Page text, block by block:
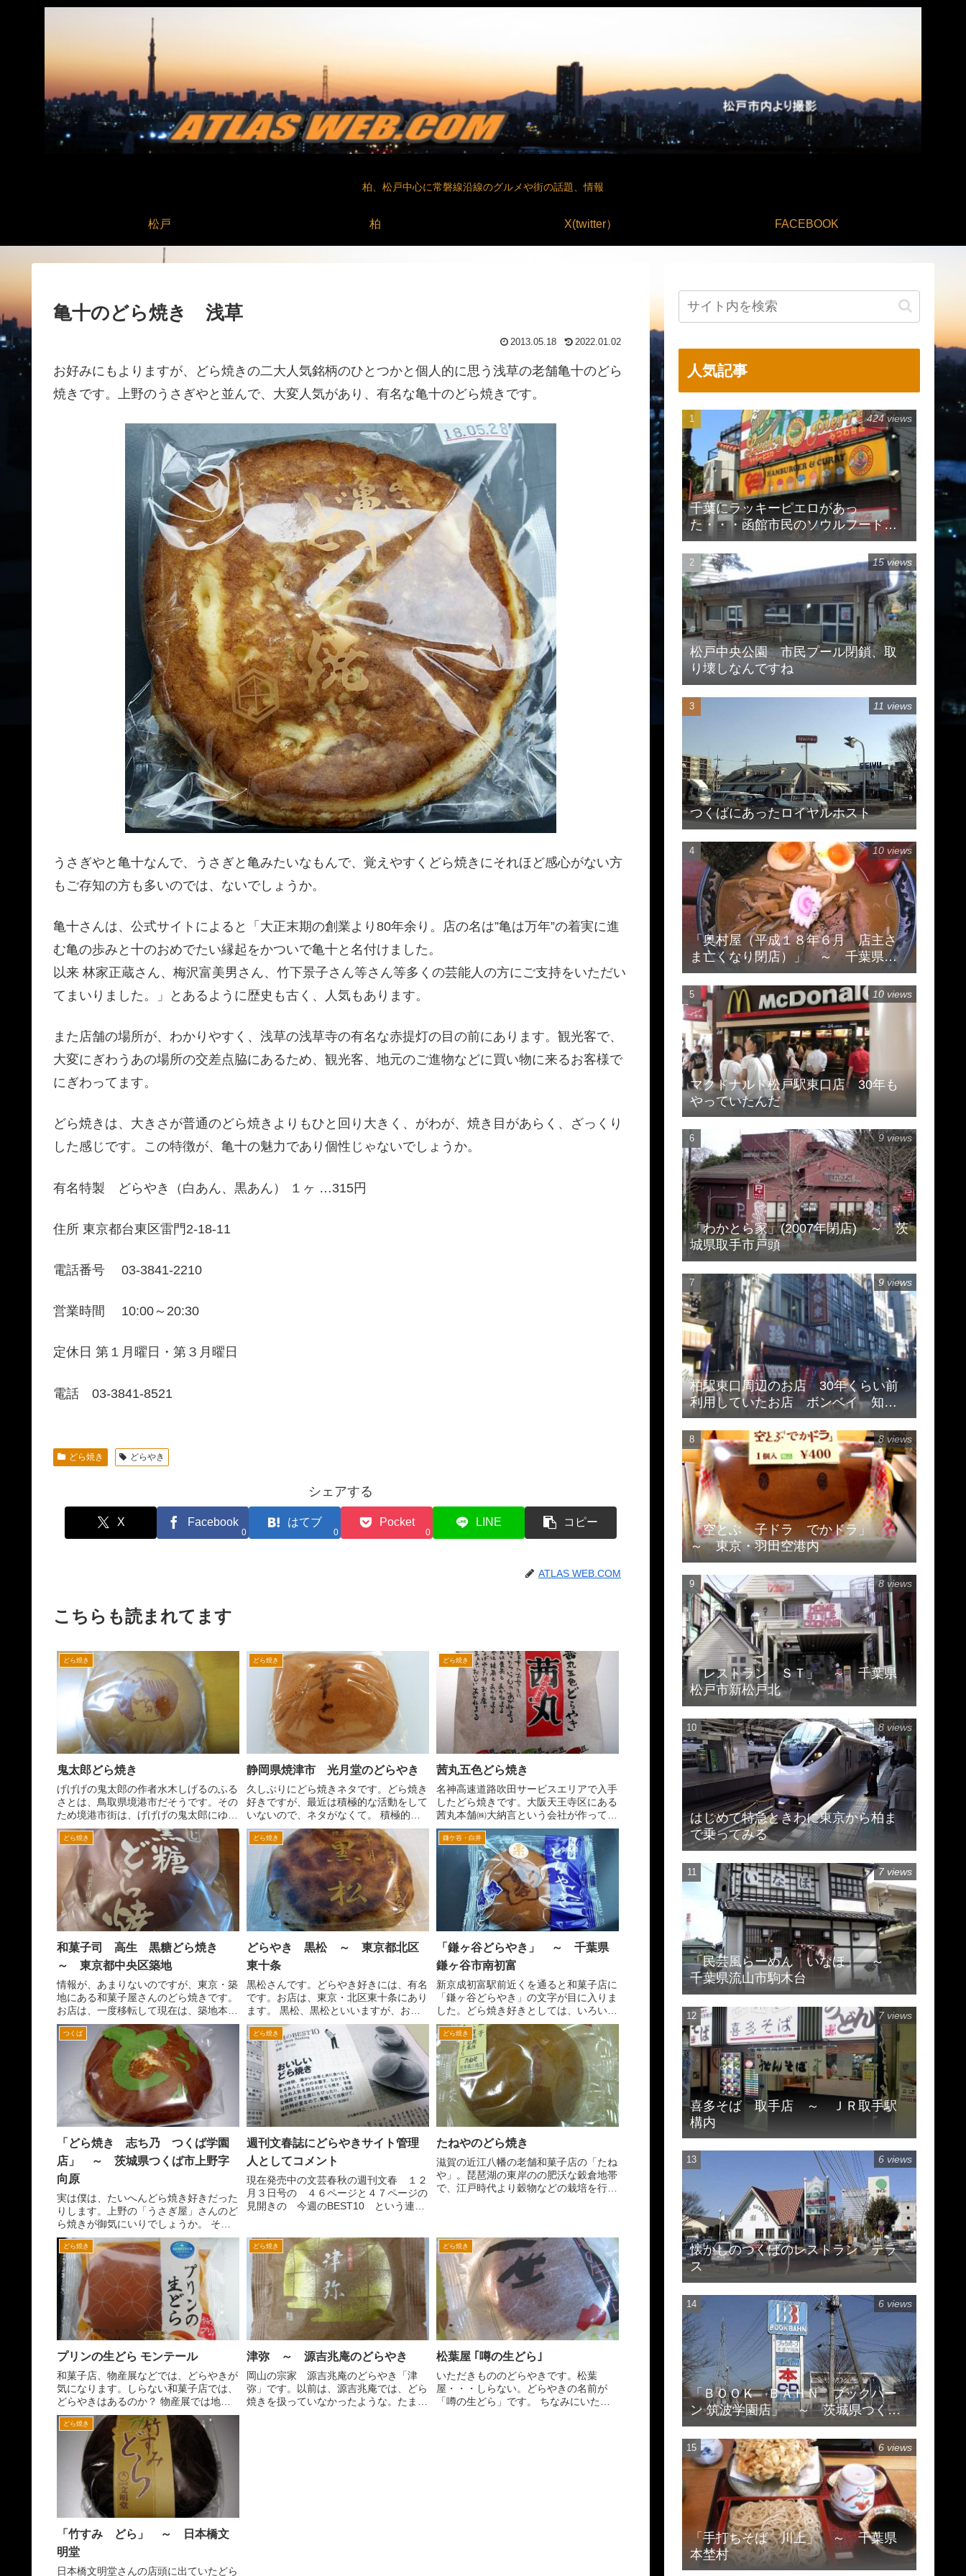
柏、松戸中心に常磐線沿線のグルメや街の話題、情報
松戸 柏 X(twitter） FACEBOOK
亀十のどら焼き 浅草
2013.05.18 2022.01.02
お好みにもよりますが、どら焼きの二大人気銘柄のひとつかと個人的に思う浅草の老舗亀十のどら
焼きです。上野のうさぎやと並んで、大変人気があり、有名な亀十のどら焼きです。
うさぎやと亀十なんで、うさぎと亀みたいなもんで、覚えやすくどら焼きにそれほど感心がない方
もご存知の方も多いのでは、ないでしょうか。
亀十さんは、公式サイトによると「大正末期の創業より80年余り。店の名は”亀は万年”の着実に進
む亀の歩みと十のおめでたい縁起をかついで亀十と名付けました。
以来 林家正蔵さん、梅沢富美男さん、竹下景子さん等さん等多くの芸能人の方にご支持をいただい
てまいりました。」とあるように歴史も古く、人気もあります。
また店舗の場所が、わかりやすく、浅草の浅草寺の有名な赤提灯の目の前にあります。観光客で、
大変にぎわうあの場所の交差点脇にあるため、観光客、地元のご進物などに買い物に来るお客様で
にぎわってます。
どら焼きは、大きさが普通のどら焼きよりもひと回り大きく、がわが、焼き目があらく、ざっくり
した感じです。この特徴が、亀十の魅力であり個性じゃないでしょうか。
有名特製 どらやき（白あん、黒あん） １ヶ …315円
住所 東京都台東区雷門2-18-11
電話番号 03-3841-2210
営業時間 10:00～20:30
定休日 第１月曜日・第３月曜日
電話 03-3841-8521
どら焼き どらやき
シェアする
X Facebook
0
はてブ
0
Pocket
0
LINE コピー
ATLAS WEB.COM
こちらも読まれてます
どら焼き
鬼太郎どら焼き
げげげの鬼太郎の作者水木しげるのふる
さとは、鳥取県境港市だそうです。その
ため境港市街は、げげげの鬼太郎にゆか
りのものがいっぱいあります。 JR西日
本境線の境港駅。 電車も鬼太郎。
境港駅前交番も「鬼太郎交番」。 米
子空港は、「米子鬼太...
どら焼き
静岡県焼津市 光月堂のどらやき
久しぶりにどら焼きネタです。どら焼き
好きですが、最近は積極的な活動をして
いないので、ネタがなくて。 積極的な
活動とは、知らないどら焼きを探して、
和菓子店に入ってみる。 ちなみに一
番楽して、大漁なのが、大手百貨店の和
菓子売り場へ行くこと。 ...
どら焼き
茜丸五色どら焼き
名神高速道路吹田サービスエリアで入手
したどら焼きです。大阪天王寺区にある
茜丸本舗㈱大納言という会社が作ってい
るようです。 五色というだけあって、
五色どらやきは、あんが金時豆、トラ
豆、ウグイス豆、白手亡豆、そして小豆
が入っているそうです。 見...
どら焼き
和菓子司 高生 黒糖どら焼き
～ 東京都中央区築地
情報が、あまりないのですが、東京・築
地にある和菓子屋さんのどら焼きです。
お店は、一度移転して現在は、築地本願
寺裏手の中央築地六郵便局の向い付近に
あります。 黒糖どらやきというだけあ
って、がわに黒糖が、入っているのでし
ょうか。一般的などら焼き...
どら焼き
どらやき 黒松 ～ 東京都北区
東十条
黒松さんです。どらやき好きには、有名
です。お店は、東京・北区東十条にあり
ます。 黒松、黒松といいますが、お店
の名前は、黒松本舗 草月といいます。
その黒松本舗 草月さんのお菓子のアイ
テムの中に黒松というどらやきが、あり
ます。 お店は、ＪＲ京浜...
鎌ケ谷・白井
「鎌ヶ谷どらやき」 ～ 千葉県
鎌ヶ谷市南初富
新京成初富駅前近くを通ると和菓子店に
「鎌ヶ谷どらやき」の文字が目に入りま
した。どら焼き好きとしては、いろいろ
食べてみたいところですが、いかんせん
どこの和菓子屋さんもどら焼きを販売し
ているためキリがないんです。 そのた
めクチコミとかじゃないと...
つくば
「どら焼き 志ち乃 つくば学園
店」 ～ 茨城県つくば市上野字
向原
実は僕は、たいへんどら焼き好きだった
りします。上野の「うさぎ屋」さんのど
ら焼きが御気にいりでしょうか。 そん
な僕のためのような情報を口コミで頂戴
しました。なんでも土浦の方に地元で
は、かなり有名などら焼き屋さんがある
と。それが「どら焼き 志ち...
どら焼き
週刊文春誌にどらやきサイト管理
人としてコメント
現在発売中の文芸春秋の週刊文春 １２
月３日号の ４６ページと４７ページの
見開きの 今週のBEST10 という連載
掲載していただきました。 毎週いろい
ろなことやものをその...
どら焼き
たねやのどら焼き
滋賀の近江八幡の老舗和菓子店の「たね
や」。琵琶湖の東岸のの肥沃な穀倉地帯
で、江戸時代より穀物などの栽培を行っ
のデパートなどにも出店し...
どら焼き
プリンの生どら モンテール
和菓子店、物産展などでは、どらやきが
気になります。しらない和菓子店では、
どらやきはあるのか？ 物産展では地方
の和菓子店のどらやきがあるのか？など
気になります。 同様に最近油断でき
なののが、コンビニです。意外と珍しい
どら焼きがあったりします...
どら焼き
津弥 ～ 源吉兆庵のどらやき
岡山の宗家 源吉兆庵のどらやき「津
弥」です。以前は、源吉兆庵では、どら
焼きを扱っていなかったような。たまた
どら焼き
松葉屋 ｢噂の生どら｣
いただきもののどらやきです。松葉
屋・・・しらない。どらやきの名前が
「噂の生どら」です。 ちなみにいただ
どら焼き
「竹すみ どら」 ～ 日本橋文
明堂
日本橋文明堂さんの店頭に出ていたどら
人気記事
千葉にラッキーピエロがあっ
た・・・函館市民のソウルフードで
有名
424 views
松戸中央公園 市民プール閉鎖、取
り壊しなんですね
15 views
つくばにあったロイヤルホスト
11 views
「奥村屋（平成１８年６月 店主さ
ま亡くなり閉店）」 ～ 千葉県柏
市豊住
10 views
マクドナルド松戸駅東口店 30年も
やっていたんだ
10 views
「わかとら家」(2007年閉店) ～ 茨
城県取手市戸頭
9 views
柏駅東口周辺のお店 30年くらい前
利用していたお店 ボンベイ 知味
斎 珍来
9 views
「空とぶ 子ドラ でかドラ」
～ 東京・羽田空港内
8 views
「レストラン ＳＴ」 ～ 千葉県
松戸市新松戸北
8 views
はじめて特急ときわに東京から柏ま
で乗ってみる
8 views
「民芸風らーめん いなほ」 ～
千葉県流山市駒木台
7 views
喜多そば 取手店 ～ ＪＲ取手駅
構内
7 views
懐かしのつくばのレストラン テラ
ス
6 views
「ＢＯＯＫ ＢＡＨＮ ブックバー
ン 筑波学園店」 ～ 茨城県つくば
市天久保 ※閉店してます
6 views
「手打ちそば 川上」 ～ 千葉県
本埜村
6 views